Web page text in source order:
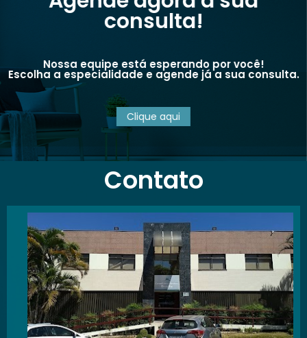
consulta!
Nossa equipe está esperando por você!
Escolha a especialidade e agende já a sua consulta.
Clique aqui
Contato